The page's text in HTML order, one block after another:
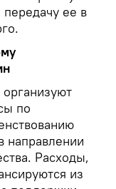
ее в
по
направлении
Расходы,
из